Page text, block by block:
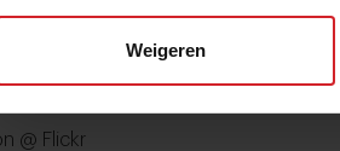
Weigeren
concept volledig rond verspilling te
in het verleden ook al aandacht
Waste editie van Food Inspiration
@ Flickr